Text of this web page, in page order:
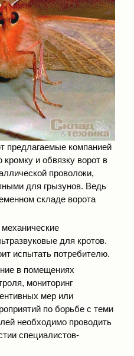
предлагаемые компанией
и обвязку ворот в
проволоки,
для грызунов. Ведь
складе ворота
для кротов.
испытать потребителю.
в помещениях
мониторинг
мер или
по борьбе с теми
необходимо проводить
специалистов-